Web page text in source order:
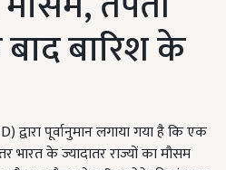
बारिश के
द्वारा पूर्वानुमान लगाया गया है कि एक
भारत के ज्यादातर राज्यों का मौसम